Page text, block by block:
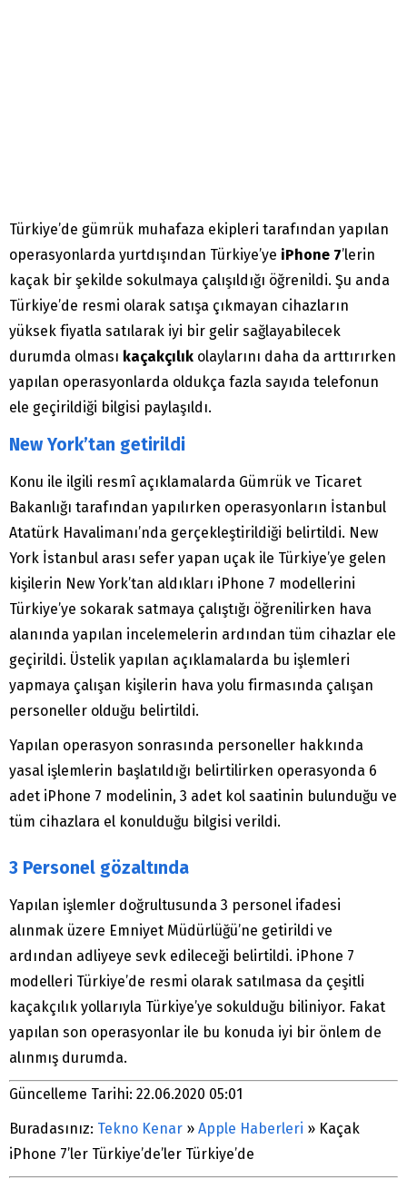
Türkiye’de gümrük muhafaza ekipleri tarafından yapılan
operasyonlarda yurtdışından Türkiye’ye iPhone 7’lerin
kaçak bir şekilde sokulmaya çalışıldığı öğrenildi. Şu anda
Türkiye’de resmi olarak satışa çıkmayan cihazların
yüksek fiyatla satılarak iyi bir gelir sağlayabilecek
durumda olması kaçakçılık olaylarını daha da arttırırken
yapılan operasyonlarda oldukça fazla sayıda telefonun
ele geçirildiği bilgisi paylaşıldı.
New York’tan getirildi
Konu ile ilgili resmî açıklamalarda Gümrük ve Ticaret
Bakanlığı tarafından yapılırken operasyonların İstanbul
Atatürk Havalimanı’nda gerçekleştirildiği belirtildi. New
York İstanbul arası sefer yapan uçak ile Türkiye’ye gelen
kişilerin New York’tan aldıkları iPhone 7 modellerini
Türkiye’ye sokarak satmaya çalıştığı öğrenilirken hava
alanında yapılan incelemelerin ardından tüm cihazlar ele
geçirildi. Üstelik yapılan açıklamalarda bu işlemleri
yapmaya çalışan kişilerin hava yolu firmasında çalışan
personeller olduğu belirtildi.
Yapılan operasyon sonrasında personeller hakkında
yasal işlemlerin başlatıldığı belirtilirken operasyonda 6
adet iPhone 7 modelinin, 3 adet kol saatinin bulunduğu ve
tüm cihazlara el konulduğu bilgisi verildi.
3 Personel gözaltında
Yapılan işlemler doğrultusunda 3 personel ifadesi
alınmak üzere Emniyet Müdürlüğü’ne getirildi ve
ardından adliyeye sevk edileceği belirtildi. iPhone 7
modelleri Türkiye’de resmi olarak satılmasa da çeşitli
kaçakçılık yollarıyla Türkiye’ye sokulduğu biliniyor. Fakat
yapılan son operasyonlar ile bu konuda iyi bir önlem de
alınmış durumda.
Güncelleme Tarihi: 22.06.2020 05:01
Buradasınız: Tekno Kenar » Apple Haberleri » Kaçak
iPhone 7’ler Türkiye’de’ler Türkiye’de